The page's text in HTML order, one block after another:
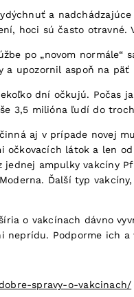
a
hoci sú často otravné.
po „novom
upozornil aspoň na
dní očkujú.
3,5 milióna ľudí do
aj v prípade novej
látok a len
ampulky vakcíny
Ďalší typ
o vakcínach dávno
neprídu. Podporme ich a
spravy-o-vakcinach/